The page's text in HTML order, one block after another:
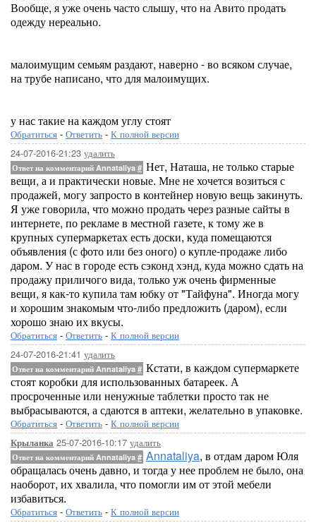
Вообще, я уже очень часто слышу, что на Авито продать
одежду нереально.
малоимущим семьям раздают, наверно - во всяком случае,
на трубе написано, что для малоимущих.
у нас такие на каждом углу стоят
Обратиться - Ответить - К полной версии
24-07-2016-21:23 удалить
Ответ на комментарий Annataliya # Нет, Наташа, не только старые
вещи, а и практически новые. Мне не хочется возиться с
продажей, могу запросто в контейнер новую вещь закинуть.
Я уже говорила, что можно продать через разные сайты в
интернете, по рекламе в местной газете, к тому же в
крупных супермаркетах есть доски, куда помещаются
объявления (с фото или без оного) о купле-продаже либо
даром. У нас в городе есть сэконд хэнд, куда можно сдать на
продажу приличого вида, только уж очень фирменные
вещи, я как-то купила там юбку от "Тайфуна". Иногда могу
и хорошим знакомым что-либо предложить (даром), если
хорошо знаю их вкусы.
Обратиться - Ответить - К полной версии
24-07-2016-21:41 удалить
Ответ на комментарий Annataliya # Кстати, в каждом супермаркете
стоят коробки для использованных батареек. А
просроченные или ненужные таблетки просто так не
выбрасываются, а сдаются в аптеки, желательно в упаковке.
Обратиться - Ответить - К полной версии
Крыланка 25-07-2016-10:17 удалить
Ответ на комментарий Annataliya # Annataliya, в отдам даром Юля
обращалась очень давно, и тогда у нее проблем не было, она
наоборот, их хвалила, что помогли им от этой мебели
избавиться.
Обратиться - Ответить - К полной версии